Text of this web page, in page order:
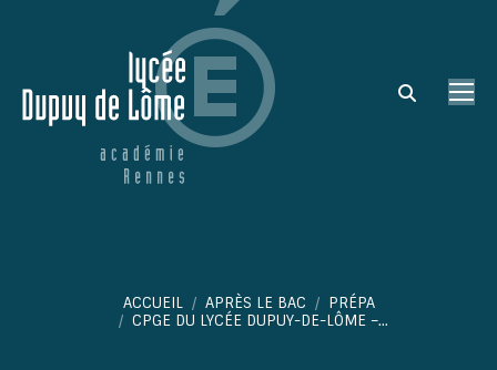
Search:
Vous êtes ici :ACCUEIL APRÈS LE BAC
PRÉPA
CPGE DU LYCÉE DUPUY-DE-LÔME –…